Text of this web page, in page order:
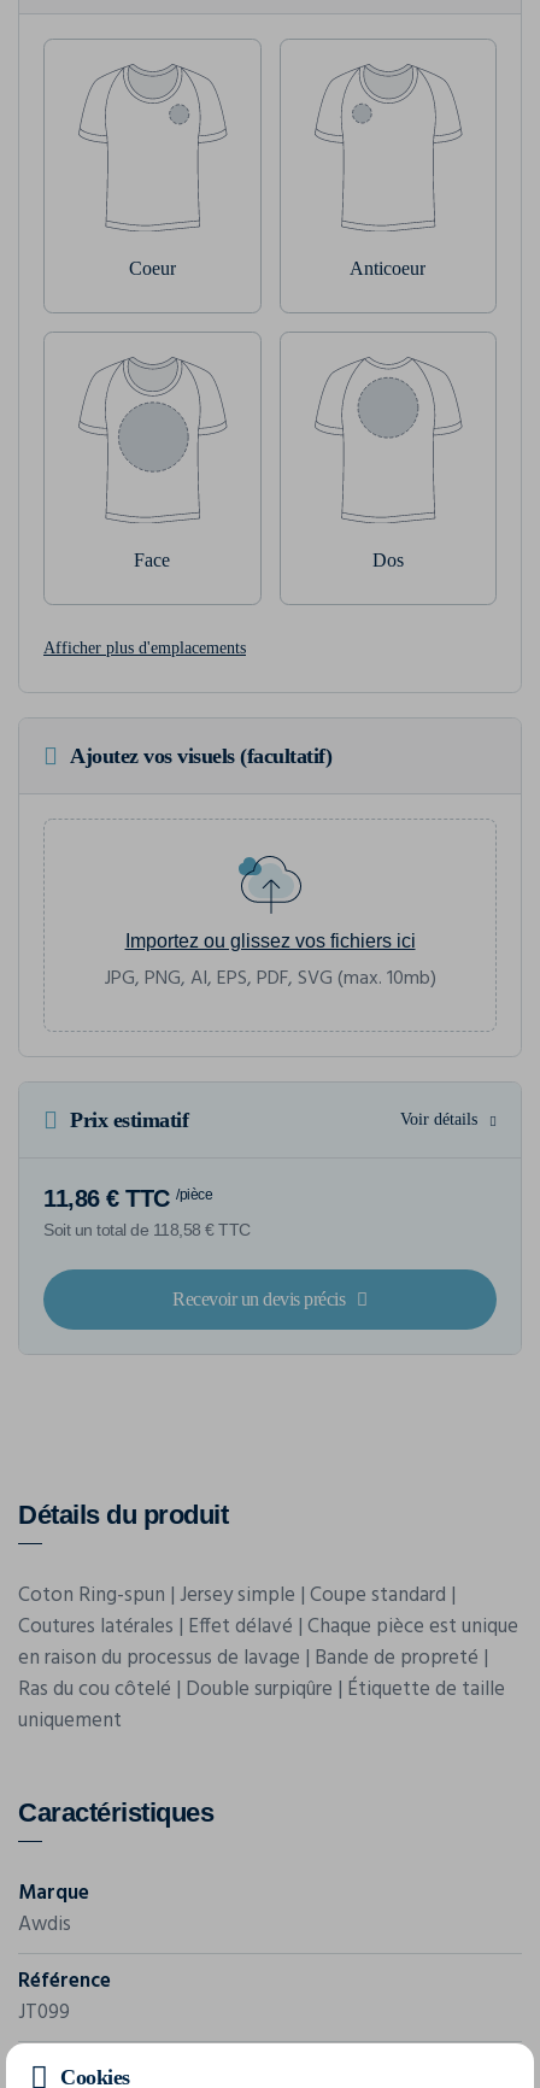
Coeur Anticoeur
Face Dos
Afficher plus d'emplacements
Ajoutez vos visuels (facultatif)
Importez ou glissez vos fichiers ici
JPG, PNG, AI, EPS, PDF, SVG (max. 10mb)
Prix estimatif Voir détails
11,86 € TTC /pièce
Soit un total de 118,58 € TTC
Recevoir un devis précis
Détails du produit
Coton Ring-spun | Jersey simple | Coupe standard |
Coutures latérales | Effet délavé | Chaque pièce est unique
en raison du processus de lavage | Bande de propreté |
Ras du cou côtelé | Double surpiqûre | Étiquette de taille
uniquement
Caractéristiques
Marque
Awdis
Référence
JT099
Grammage
Cookies